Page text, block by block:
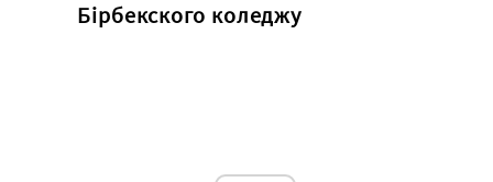
Бірбекского коледжу